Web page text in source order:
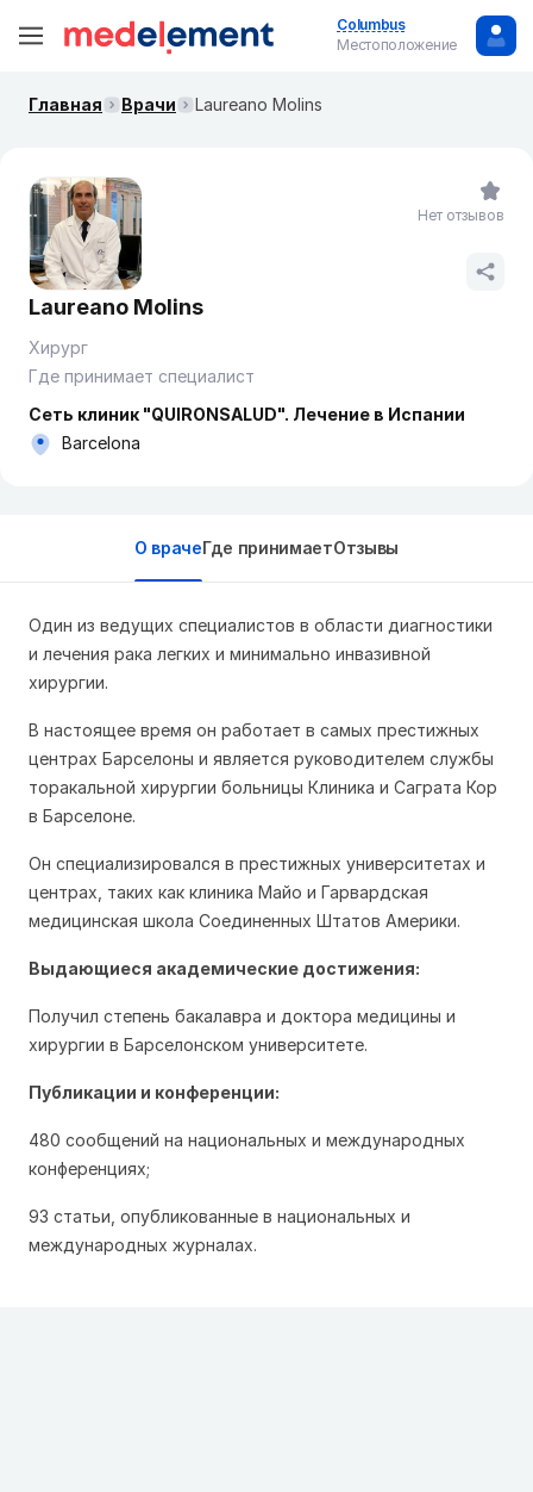
Columbus
Местоположение
Главная Врачи Laureano Molins
Laureano Molins
Хирург
Где принимает специалист
Сеть клиник "QUIRONSALUD". Лечение в Испании
Barcelona
Нет отзывов
О врачеГде принимаетОтзывы
Один из ведущих специалистов в области диагностики
и лечения рака легких и минимально инвазивной
хирургии.
В настоящее время он работает в самых престижных
центрах Барселоны и является руководителем службы
торакальной хирургии больницы Клиника и Саграта Кор
в Барселоне.
Он специализировался в престижных университетах и
центрах, таких как клиника Майо и Гарвардская
медицинская школа Соединенных Штатов Америки.
Выдающиеся академические достижения:
Получил степень бакалавра и доктора медицины и
хирургии в Барселонском университете.
Публикации и конференции:
480 сообщений на национальных и международных
конференциях;
93 статьи, опубликованные в национальных и
международных журналах.